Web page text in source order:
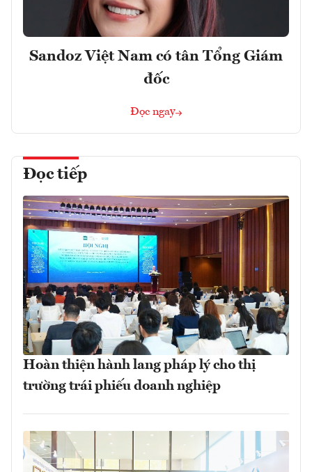
Sandoz Việt Nam có tân Tổng Giám
đốc
Đọc ngay
Đọc tiếp
Hoàn thiện hành lang pháp lý cho thị
trường trái phiếu doanh nghiệp